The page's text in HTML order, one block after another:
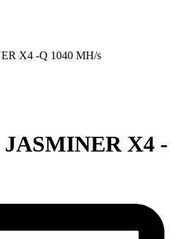
X4 -Q 1040 MH/s
X4 -